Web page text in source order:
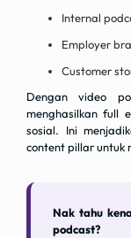
Internal
Employer
Customer
Dengan video
menghasilkan full
sosial. Ini
content pillar untuk
Nak tahu
podcast?